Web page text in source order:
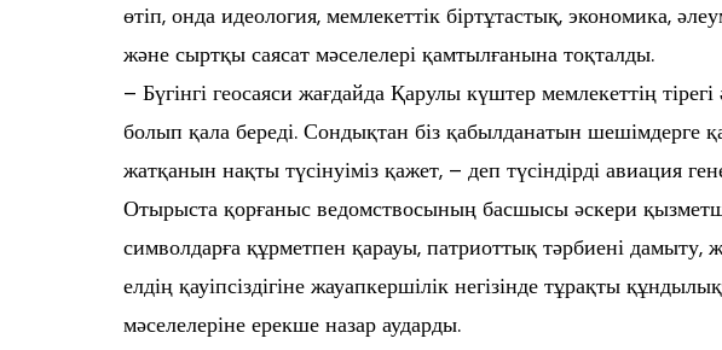
өтіп, онда идеология, мемлекеттік біртұтастық, экономика,
және сыртқы саясат мәселелері қамтылғанына тоқталды.
– Бүгінгі геосаяси жағдайда Қарулы күштер мемлекеттің тірегі
болып қала береді. Сондықтан біз қабылданатын шешімдерге
жатқанын нақты түсінуіміз қажет, – деп түсіндірді авиация
Отырыста қорғаныс ведомствосының басшысы әскери
символдарға құрметпен қарауы, патриоттық тәрбиені дамыту,
елдің қауіпсіздігіне жауапкершілік негізінде тұрақты
мәселелеріне ерекше назар аударды.